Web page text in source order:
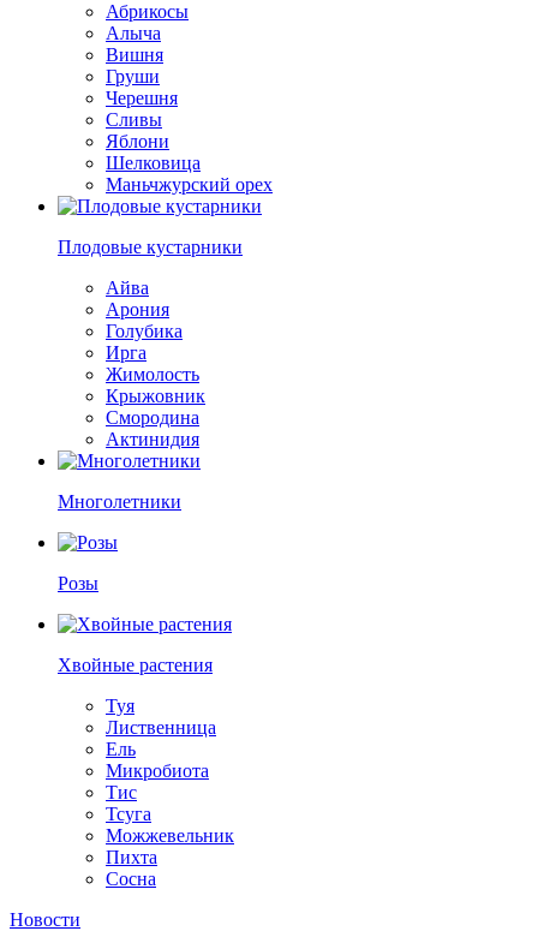
Абрикосы
Алыча
Вишня
Груши
Черешня
Сливы
Яблони
Шелковица
Маньчжурский орех
Плодовые кустарники
Айва
Арония
Голубика
Ирга
Жимолость
Крыжовник
Смородина
Актинидия
Многолетники
Розы
Хвойные растения
Туя
Лиственница
Ель
Микробиота
Тис
Тсуга
Можжевельник
Пихта
Сосна
Новости